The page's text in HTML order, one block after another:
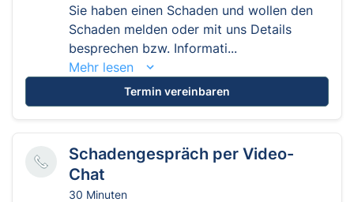
Sie haben einen Schaden und wollen den
Schaden melden oder mit uns Details
besprechen bzw. Informati...
Mehr lesen
Termin vereinbaren
Schadengespräch per Video-
Chat
30 Minuten